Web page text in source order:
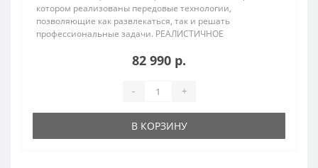
котором реализованы передовые технологии,
позволяющие как развлекаться, так и решать
профессиональные задачи. РЕАЛИСТИЧНОЕ
82 990 р.
- +
В КОРЗИНУ